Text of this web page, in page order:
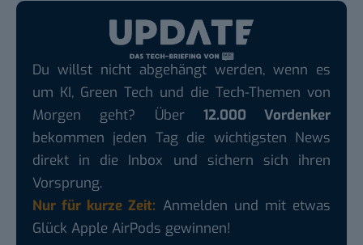
Du willst nicht abgehängt werden, wenn es
um KI, Green Tech und die Tech-Themen von
Morgen geht? Über 12.000 Vordenker
bekommen jeden Tag die wichtigsten News
direkt in die Inbox und sichern sich ihren
Vorsprung.
Nur für kurze Zeit: Anmelden und mit etwas
Glück Apple AirPods gewinnen!